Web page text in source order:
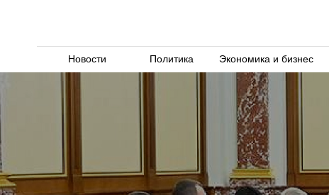
Новости Политика Экономика и бизнес